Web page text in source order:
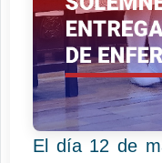
El día 12 de